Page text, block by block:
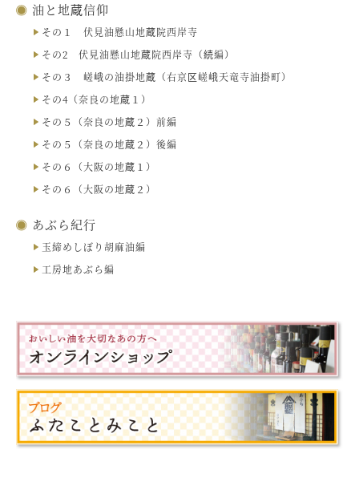
油と地蔵信仰
その１ 伏見油懸山地蔵院西岸寺
その2 伏見油懸山地蔵院西岸寺（続編）
その３ 嵯峨の油掛地蔵（右京区嵯峨天竜寺油掛町）
その4（奈良の地蔵１）
その５（奈良の地蔵２）前編
その５（奈良の地蔵２）後編
その６（大阪の地蔵１）
その６（大阪の地蔵２）
あぶら紀行
玉締めしぼり胡麻油編
工房地あぶら編